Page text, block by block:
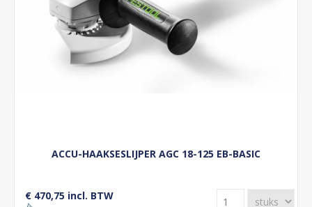
ACCU-HAAKSESLIJPER AGC 18-125 EB-BASIC
€ 470,75 incl. BTW